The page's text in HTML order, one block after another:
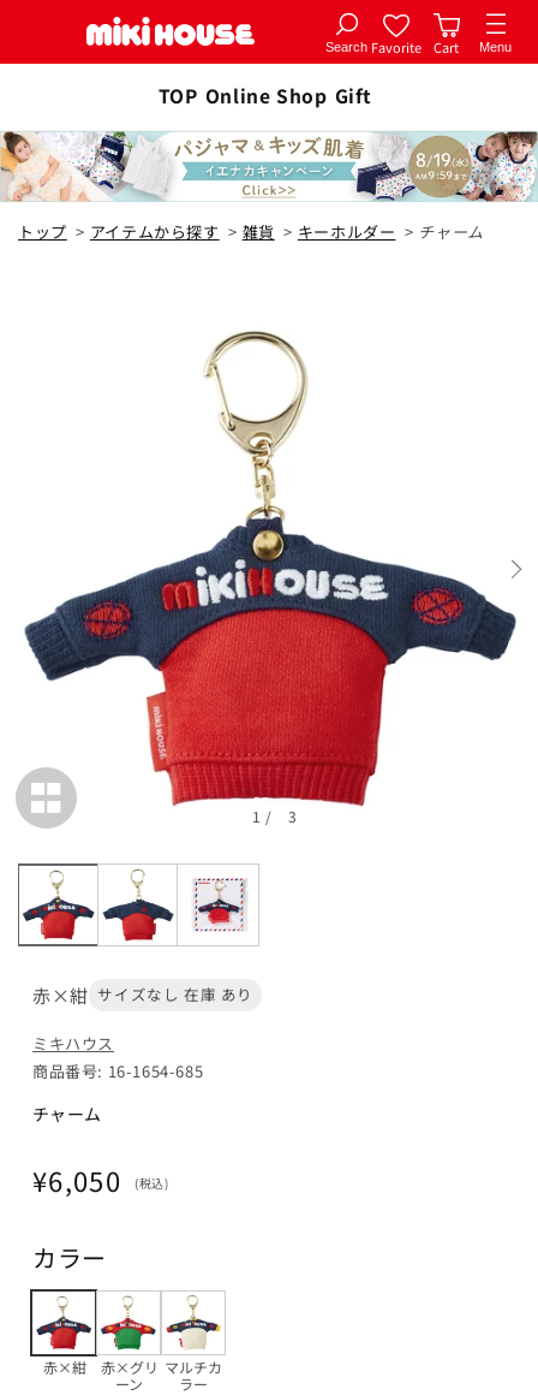
コンテ
Search Favorite Cart Menu
TOP Online Shop Gift
トップ > アイテムから探す > 雑貨 > キーホルダー > チャーム
1 / 3
赤×紺 サイズなし 在庫 あり
ミキハウス
商品番号: 16-1654-685
チャーム
通
格
¥6,050 (税込)
カラー
赤×紺
赤×グリ
ーン
マルチカ
ラー
カートに追加
全3色
赤×紺
赤×グリーン
マルチカラー
¥6,050
在庫 あり
カートに追加
閉じる